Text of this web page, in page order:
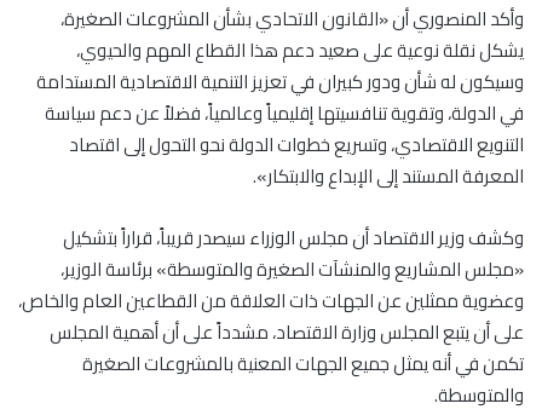
وأكد المنصوري أن «القانون الاتحادي بشأن المشروعات الصغيرة،
يشكل نقلة نوعية على صعيد دعم هذا القطاع المهم والحيوي،
وسيكون له شأن ودور كبيران في تعزيز التنمية الاقتصادية المستدامة
في الدولة، وتقوية تنافسيتها إقليمياً وعالمياً، فضلاً عن دعم سياسة
التنويع الاقتصادي، وتسريع خطوات الدولة نحو التحول إلى اقتصاد
المعرفة المستند إلى الإبداع والابتكار».
وكشف وزير الاقتصاد أن مجلس الوزراء سيصدر قريباً، قراراً بتشكيل
«مجلس المشاريع والمنشآت الصغيرة والمتوسطة» برئاسة الوزير،
وعضوية ممثلين عن الجهات ذات العلاقة من القطاعين العام والخاص،
على أن يتبع المجلس وزارة الاقتصاد، مشدداً على أن أهمية المجلس
تكمن في أنه يمثل جميع الجهات المعنية بالمشروعات الصغيرة
والمتوسطة.